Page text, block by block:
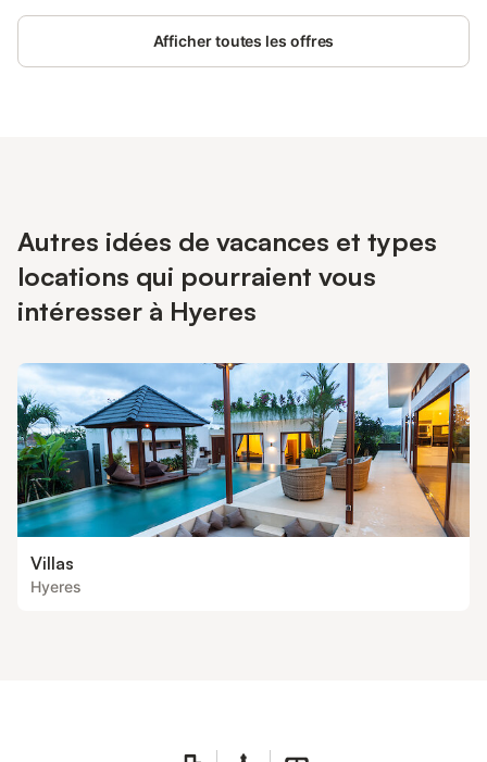
Afficher toutes les offres
Autres idées de vacances et types
locations qui pourraient vous
intéresser à Hyeres
Villas
Hyeres